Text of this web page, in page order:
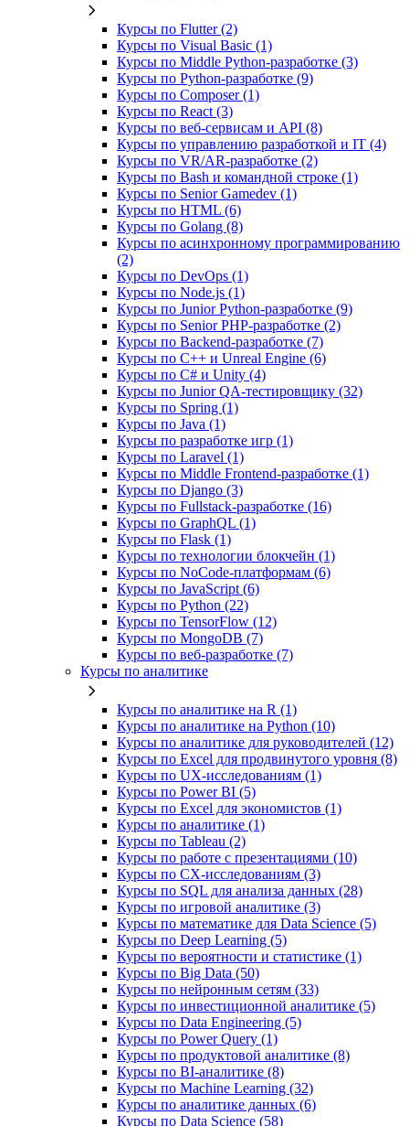
Курсы по Flutter (2)
Курсы по Visual Basic (1)
Курсы по Middle Python-разработке (3)
Курсы по Python-разработке (9)
Курсы по Composer (1)
Курсы по React (3)
Курсы по веб‑сервисам и API (8)
Курсы по управлению разработкой и IT (4)
Курсы по VR/AR‑разработке (2)
Курсы по Bash и командной строке (1)
Курсы по Senior Gamedev (1)
Курсы по HTML (6)
Курсы по Golang (8)
Курсы по асинхронному программированию
(2)
Курсы по DevOps (1)
Курсы по Node.js (1)
Курсы по Junior Python-разработке (9)
Курсы по Senior PHP-разработке (2)
Курсы по Backend‑разработке (7)
Курсы по C++ и Unreal Engine (6)
Курсы по C# и Unity (4)
Курсы по Junior QA-тестировщику (32)
Курсы по Spring (1)
Курсы по Java (1)
Курсы по разработке игр (1)
Курсы по Laravel (1)
Курсы по Middle Frontend-разработке (1)
Курсы по Django (3)
Курсы по Fullstack‑разработке (16)
Курсы по GraphQL (1)
Курсы по Flask (1)
Курсы по технологии блокчейн (1)
Курсы по NoCode‑платформам (6)
Курсы по JavaScript (6)
Курсы по Python (22)
Курсы по TensorFlow (12)
Курсы по MongoDB (7)
Курсы по веб‑разработке (7)
Курсы по аналитике
Курсы по аналитике на R (1)
Курсы по аналитике на Python (10)
Курсы по аналитике для руководителей (12)
Курсы по Excel для продвинутого уровня (8)
Курсы по UX‑исследованиям (1)
Курсы по Power BI (5)
Курсы по Excel для экономистов (1)
Курсы по аналитике (1)
Курсы по Tableau (2)
Курсы по работе с презентациями (10)
Курсы по CX-исследованиям (3)
Курсы по SQL для анализа данных (28)
Курсы по игровой аналитике (3)
Курсы по математике для Data Science (5)
Курсы по Deep Learning (5)
Курсы по вероятности и статистике (1)
Курсы по Big Data (50)
Курсы по нейронным сетям (33)
Курсы по инвестиционной аналитике (5)
Курсы по Data Engineering (5)
Курсы по Power Query (1)
Курсы по продуктовой аналитике (8)
Курсы по BI‑аналитике (8)
Курсы по Machine Learning (32)
Курсы по аналитике данных (6)
Курсы по Data Science (58)